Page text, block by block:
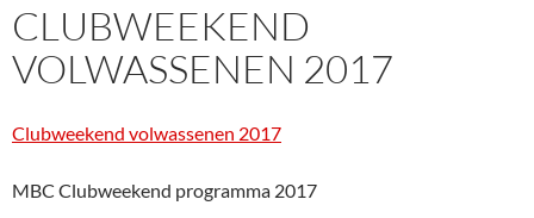
INHOUD
CLUBWEEKEND
VOLWASSENEN 2017
Clubweekend volwassenen 2017
MBC Clubweekend programma 2017